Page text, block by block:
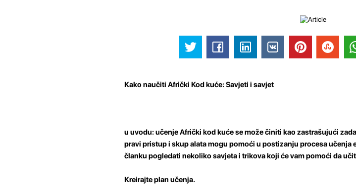
Kako naučiti Afrički Kod kuće: Savjeti i savjet
u uvodu:učenje Afrički kod kuće se može činiti kao zastrašujući
pravi pristup i skup alata mogu pomoći u postizanju procesa učenja
članku pogledati nekoliko savjeta i trikova koji će vam pomoći da
Kreirajte plan učenja.